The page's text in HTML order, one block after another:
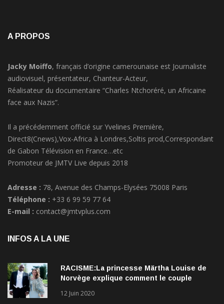
A PROPOS
Jacky Moiffo, français d’origine camerounaise est Journaliste
audiovisuel, présentateur, Chanteur-Acteur,
Réalisateur du documentaire “Charles Ntchoréré, un Africaine
face aux Nazis”.
Il a précédemment officié sur Yvelines Première,
Direct8(Cnews),Vox-Africa à Londres,Soltis prod,Correspondant
de Gabon Télévision en France…etc
Promoteur de JMTV Live depuis 2018
Adresse : 78, Avenue des Champs-Elysées 75008 Paris
Téléphone : +33 6 99 59 77 64
E-mail : contact@jmtvplus.com
INFOS A LA UNE
RACISME:La princesse Märtha Louise de
Norvège explique comment le couple
Verrett lui a ouvert les yeux sur le racisme
12 Juin 2020